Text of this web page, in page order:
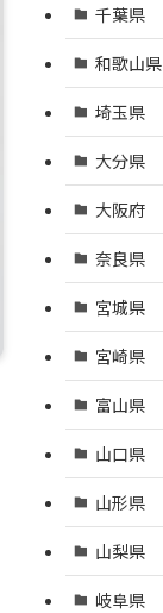
千葉県
和歌山県
埼玉県
大分県
大阪府
奈良県
宮城県
宮崎県
富山県
山口県
山形県
山梨県
岐阜県